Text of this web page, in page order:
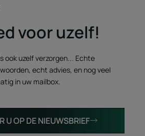
voor uzelf!
ook uzelf verzorgen... Echte
echt advies, en nog veel
in uw mailbox.
U OP DE NIEUWSBRIEF